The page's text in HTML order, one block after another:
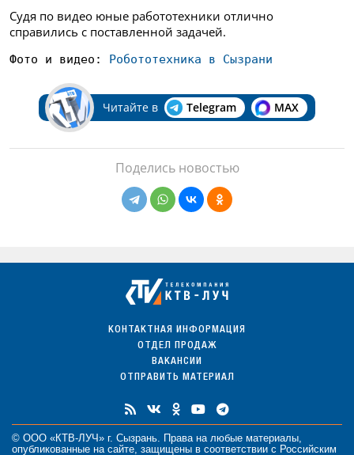
Судя по видео юные работотехники отлично
справились с поставленной задачей.
Фото и видео: Робототехника в Сызрани
Читайте в Telegram MAX
Поделись новостью
КОНТАКТНАЯ ИНФОРМАЦИЯ
ОТДЕЛ ПРОДАЖ
ВАКАНСИИ
ОТПРАВИТЬ МАТЕРИАЛ
© ООО «КТВ-ЛУЧ» г. Сызрань. Права на любые материалы
опубликованные на сайте, защищены в соответствии с Российским